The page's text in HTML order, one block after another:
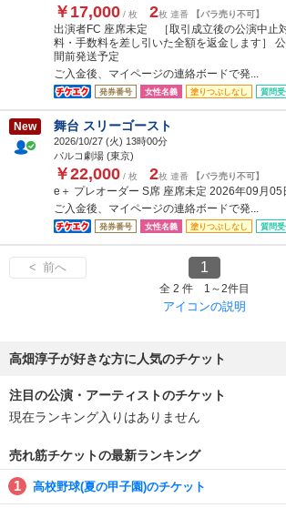
￥17,000 / 枚 2枚 連番 【バラ売り不可】
出演者FC 座席未定 ［取引成立後の公演中止
料・手数料を差し引いた全額を返金します］
間前発送予定
ご入金後、マイページの連絡ボードで発...
発券番号 女性名義 塗りつぶしなし 質問
New 舞台 スリーゴースト
2026/10/27 (火) 13時00分
パルコ劇場 (東京)
￥22,000 / 枚 2枚 連番 【バラ売り不可】
e＋ プレオーダー S席 座席未定 2026年09月05
ご入金後、マイページの連絡ボードで発...
発券番号 女性名義 塗りつぶしなし 質問
< 前へ 1
全 2 件 1～2件目
アイコンの説明
高畑淳子が好きな方に人気のチケット
注目の公演・アーティストのチケット
現在ランキング入りはありません
売れ筋チケットの最新ランキング
高校野球(夏の甲子園)のチケット